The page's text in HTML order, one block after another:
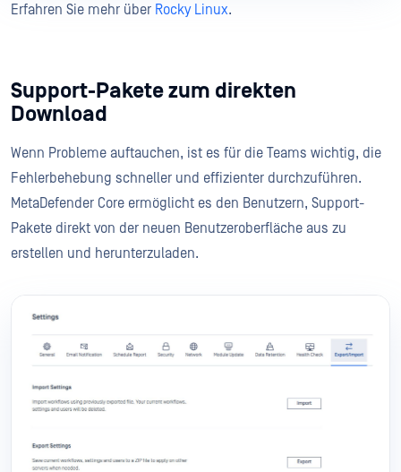
Erfahren Sie mehr über Rocky Linux.
Support-Pakete zum direkten
Download
Wenn Probleme auftauchen, ist es für die Teams wichtig, die
Fehlerbehebung schneller und effizienter durchzuführen.
MetaDefender Core ermöglicht es den Benutzern, Support-
Pakete direkt von der neuen Benutzeroberfläche aus zu
erstellen und herunterzuladen.